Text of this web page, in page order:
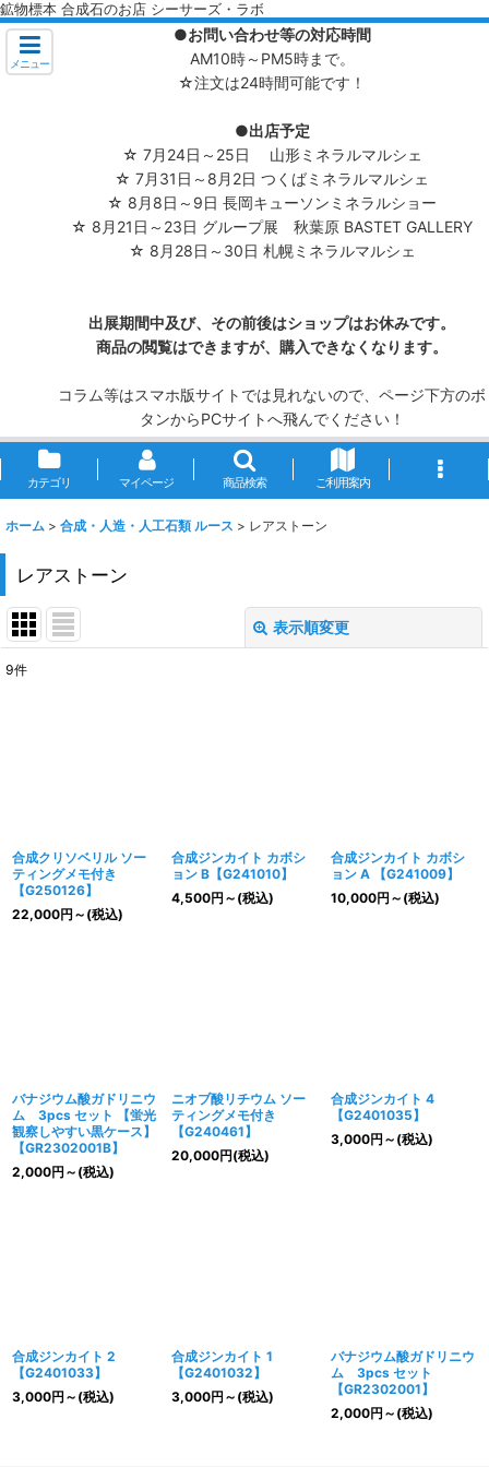
鉱物標本 合成石のお店 シーサーズ・ラボ
メニュー
●お問い合わせ等の対応時間
AM10時～PM5時まで。
☆注文は24時間可能です！
●出店予定
☆ 7月24日～25日 山形ミネラルマルシェ
☆ 7月31日～8月2日 つくばミネラルマルシェ
☆ 8月8日～9日 長岡キューソンミネラルショー
☆ 8月21日～23日 グループ展 秋葉原 BASTET GALLERY
☆ 8月28日～30日 札幌ミネラルマルシェ
出展期間中及び、その前後はショップはお休みです。
商品の閲覧はできますが、購入できなくなります。
コラム等はスマホ版サイトでは見れないので、ページ下方のボ
タンからPCサイトへ飛んでください！
カテゴリ マイページ 商品検索 ご利用案内
ホーム > 合成・人造・人工石類 ルース > レアストーン
レアストーン
表示順変更
9件
合成クリソベリル ソー
ティングメモ付き
【G250126】
22,000円 ～ (税込)
合成ジンカイト カボシ
ョン B【G241010】
4,500円 ～ (税込)
合成ジンカイト カボシ
ョン A 【G241009】
10,000円 ～ (税込)
バナジウム酸ガドリニウ
ム 3pcs セット 【蛍光
観察しやすい黒ケース】
【GR2302001B】
2,000円 ～ (税込)
ニオブ酸リチウム ソー
ティングメモ付き
【G240461】
20,000円(税込)
合成ジンカイト 4
【G2401035】
3,000円 ～ (税込)
合成ジンカイト 2
【G2401033】
3,000円 ～ (税込)
合成ジンカイト 1
【G2401032】
3,000円 ～ (税込)
バナジウム酸ガドリニウ
ム 3pcs セット
【GR2302001】
2,000円 ～ (税込)